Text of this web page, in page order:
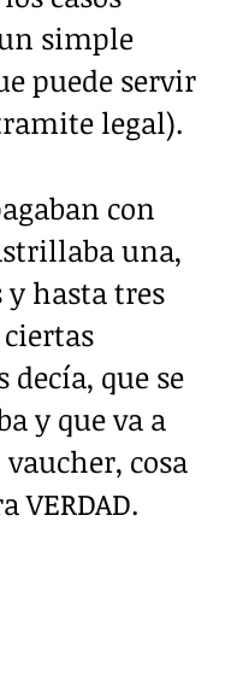
simple
puede servir
legal).
con
una,
y hasta tres
ciertas
decía, que se
y que va a
cosa
VERDAD.